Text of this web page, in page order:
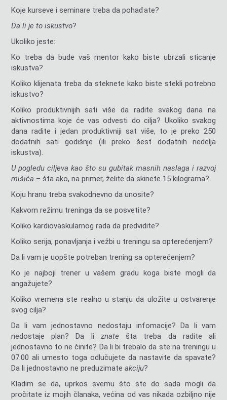
Koje kurseve i seminare treba da pohađate?
Da li je to iskustvo?
Ukoliko jeste:
Ko treba da bude vaš mentor kako biste ubrzali sticanje
iskustva?
Koliko klijenata treba da steknete kako biste stekli potrebno
iskustvo?
Koliko produktivnijih sati više da radite svakog dana na
aktivnostima koje će vas odvesti do cilja? Ukoliko svakog
dana radite i jedan produktivniji sat više, to je preko 250
dodatnih sati godišnje (ili preko šest dodatnih nedelja
iskustva).
U pogledu ciljeva kao što su gubitak masnih naslaga i razvoj
mišića – šta ako, na primer, želite da skinete 15 kilograma?
Koju hranu treba svakodnevno da unosite?
Kakvom režimu treninga da se posvetite?
Koliko kardiovaskularnog rada da predvidite?
Koliko serija, ponavljanja i vežbi u treningu sa opterećenjem?
Da li vam je uopšte potreban trening sa opterećenjem?
Ko je najboji trener u vašem gradu koga biste mogli da
angažujete?
Koliko vremena ste realno u stanju da uložite u ostvarenje
svog cilja?
Da li vam jednostavno nedostaju infomacije? Da li vam
nedostaje plan? Da li znatešta treba da radite ali
jednostavno to ne činite? Da li bi trebalo da ste na treningu u
07:00 ali umesto toga odlučujete da nastavite da spavate?
Da li jednostavno ne preduzimate akciju?
Kladim se da, uprkos svemu što ste do sada mogli da
pročitate iz mojih članaka, većina od vas nikada ozbiljno nije